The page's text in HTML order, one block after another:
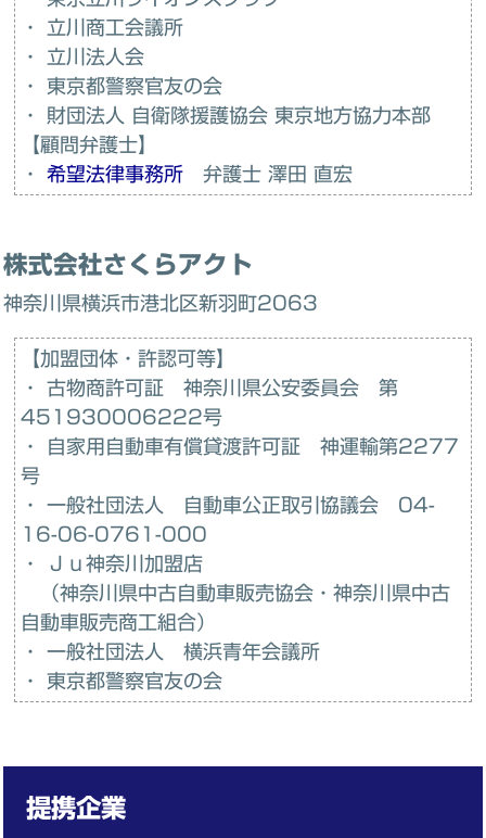
・ 立川商工会議所
・ 立川法人会
・ 東京都警察官友の会
・ 財団法人 自衛隊援護協会 東京地方協力本部
【顧問弁護士】
・ 希望法律事務所 弁護士 澤田 直宏
株式会社さくらアクト
神奈川県横浜市港北区新羽町2063
【加盟団体・許認可等】
・ 古物商許可証 神奈川県公安委員会 第
451930006222号
・ 自家用自動車有償貸渡許可証 神運輸第2277
号
・ 一般社団法人 自動車公正取引協議会 04-
16-06-0761-000
・ Ｊｕ神奈川加盟店
（神奈川県中古自動車販売協会・神奈川県中古
自動車販売商工組合）
・ 一般社団法人 横浜青年会議所
・ 東京都警察官友の会
提携企業